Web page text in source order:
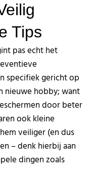
Tips
pas echt het
specifiek gericht op
nieuwe hobby; want
door beter
ook kleine
veiliger (en dus
– denk hierbij aan
dingen zoals